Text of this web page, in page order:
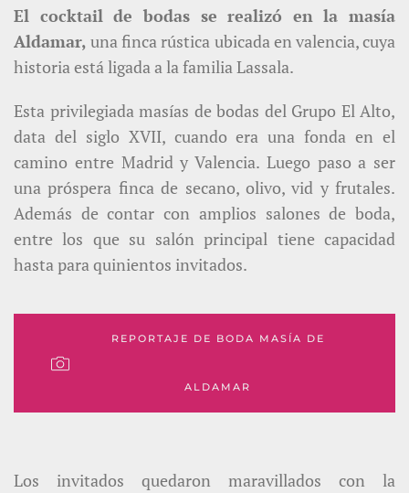
El cocktail de bodas se realizó en la masía
Aldamar,una finca rústica ubicada en valencia, cuya
historia está ligada a la familia Lassala.
Esta privilegiada masías de bodas del Grupo El Alto,
data del siglo XVII, cuando era una fonda en el
camino entre Madrid y Valencia. Luego paso a ser
una próspera finca de secano, olivo, vid y frutales.
Además de contar con amplios salones de boda,
entre los que su salón principal tiene capacidad
hasta para quinientos invitados.
REPORTAJE DE BODA MASÍA DE
ALDAMAR
Los invitados quedaron maravillados con la